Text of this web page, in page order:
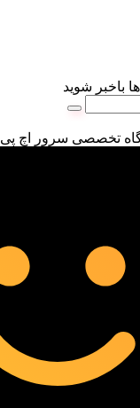
باخبر شوید
تخصصی سرور اچ پی